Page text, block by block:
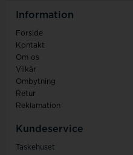
Information
Forside
Kontakt
Om os
Vilkår
Ombytning
Retur
Reklamation
Kundeservice
Taskehuset